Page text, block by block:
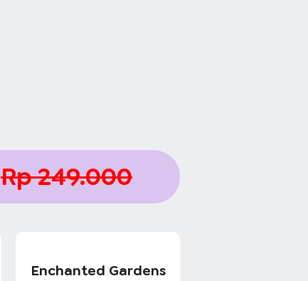
Rp 249.000
Enchanted Gardens